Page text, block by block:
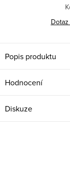
Popis produktu
Hodnocení
Diskuze